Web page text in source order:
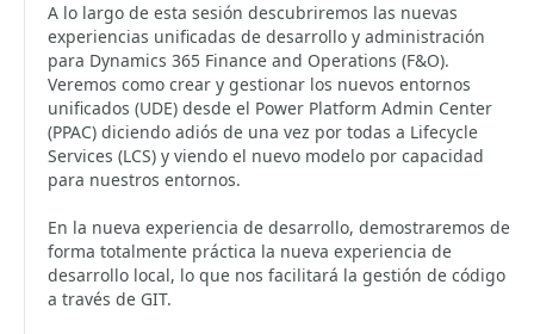
A lo largo de esta sesión descubriremos las nuevas
experiencias unificadas de desarrollo y administración
para Dynamics 365 Finance and Operations (F&O).
Veremos como crear y gestionar los nuevos entornos
unificados (UDE) desde el Power Platform Admin Center
(PPAC) diciendo adiós de una vez por todas a Lifecycle
Services (LCS) y viendo el nuevo modelo por capacidad
para nuestros entornos.
En la nueva experiencia de desarrollo, demostraremos de
forma totalmente práctica la nueva experiencia de
desarrollo local, lo que nos facilitará la gestión de código
a través de GIT.